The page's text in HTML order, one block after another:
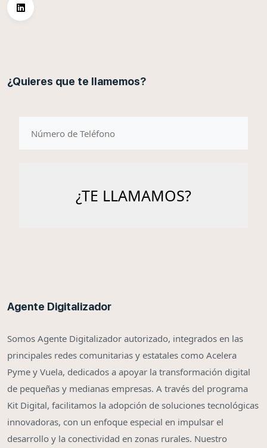
¿Quieres que te llamemos?
Agente Digitalizador
Somos Agente Digitalizador autorizado, integrados en las
principales redes comunitarias y estatales como Acelera
Pyme y Vuela, dedicados a apoyar la transformación digital
de pequeñas y medianas empresas. A través del programa
Kit Digital, facilitamos la adopción de soluciones tecnológicas
innovadoras, con un enfoque especial en impulsar el
desarrollo y la conectividad en zonas rurales. Nuestro